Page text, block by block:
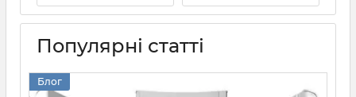
Популярні статті
Блог